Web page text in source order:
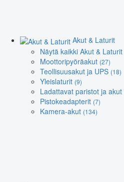
Akut & Laturit
Näytä kaikki Akut & Laturit
Moottoripyöräakut (27)
Teollisuusakut ja UPS (18)
Yleislaturit (9)
Ladattavat paristot ja akut
Pistokeadapterit (7)
Kamera-akut (134)